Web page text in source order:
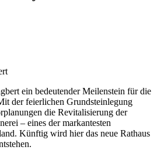
ein bedeutender Meilenstein für die
der feierlichen Grundsteinlegung
die Revitalisierung der
– eines der markantesten
Künftig wird hier das neue Rathaus